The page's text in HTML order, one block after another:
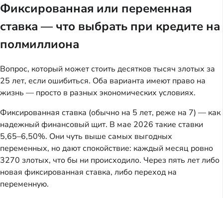
Фиксированная или переменная
ставка — что выбрать при кредите на
полмиллиона
Вопрос, который может стоить десятков тысяч злотых за
25 лет, если ошибиться. Оба варианта имеют право на
жизнь — просто в разных экономических условиях.
Фиксированная ставка (обычно на 5 лет, реже на 7) — как
надежный финансовый щит. В мае 2026 такие ставки
5,65–6,50%. Они чуть выше самых выгодных
переменных, но дают спокойствие: каждый месяц ровно
3270 злотых, что бы ни происходило. Через пять лет либо
новая фиксированная ставка, либо переход на
переменную.